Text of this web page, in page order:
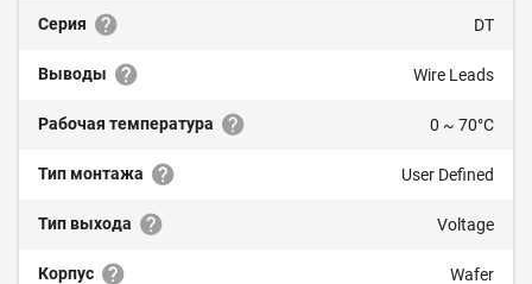
Серия DT
Выводы Wire Leads
Рабочая температура 0 ~ 70°C
Тип монтажа User Defined
Тип выхода Voltage
Корпус Wafer